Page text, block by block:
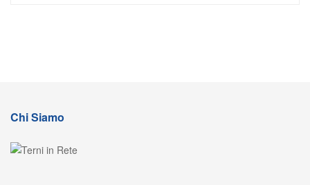
Chi Siamo